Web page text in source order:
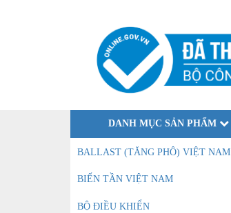
DANH MỤC SẢN PHẨM
BALLAST (TĂNG PHÔ) VIỆT NAM
BIẾN TẦN VIỆT NAM
BỘ ĐIỀU KHIỂN